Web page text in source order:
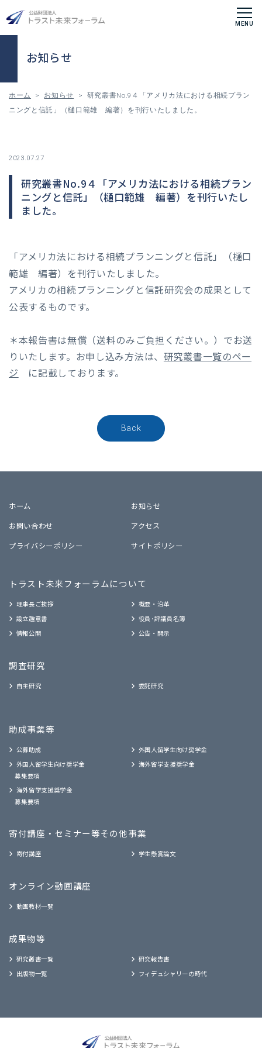
お知らせ
ホーム > お知らせ > 研究叢書No.9４「アメリカ法における相続プラン
ニングと信託」（樋口範雄 編著）を刊行いたしました。
2023.07.27
研究叢書No.9４「アメリカ法における相続プラン
ニングと信託」（樋口範雄 編著）を刊行いたし
ました。
「アメリカ法における相続プランニングと信託」
（樋口
範雄 編著） を刊行いたしました。
アメリカの相続プランニングと信託研究会の成果として
公表するものです。
＊本報告書は無償（送料のみご負担ください。）でお送
りいたします。お申し込み方法は、 研究叢書一覧のペー
ジ に記載しております。
Back
ホーム
お知らせ
お問い合わせ
アクセス
プライバシーポリシー
サイトポリシー
トラスト未来フォーラムについて
理事長ご挨拶
概要・沿革
設立趣意書
役員･評議員名簿
情報公開
公告・開示
調査研究
自主研究 委託研究
助成事業等
公募助成
外国人留学生向け奨学金
外国人留学生向け奨学金
募集要項
海外留学支援奨学金
海外留学支援奨学金
募集要項
寄付講座・セミナー等その他事業
寄付講座 学生懸賞論文
オンライン動画講座
動画教材一覧
成果物等
研究叢書一覧
研究報告書
出版物一覧
フィデュシャリ―の時代